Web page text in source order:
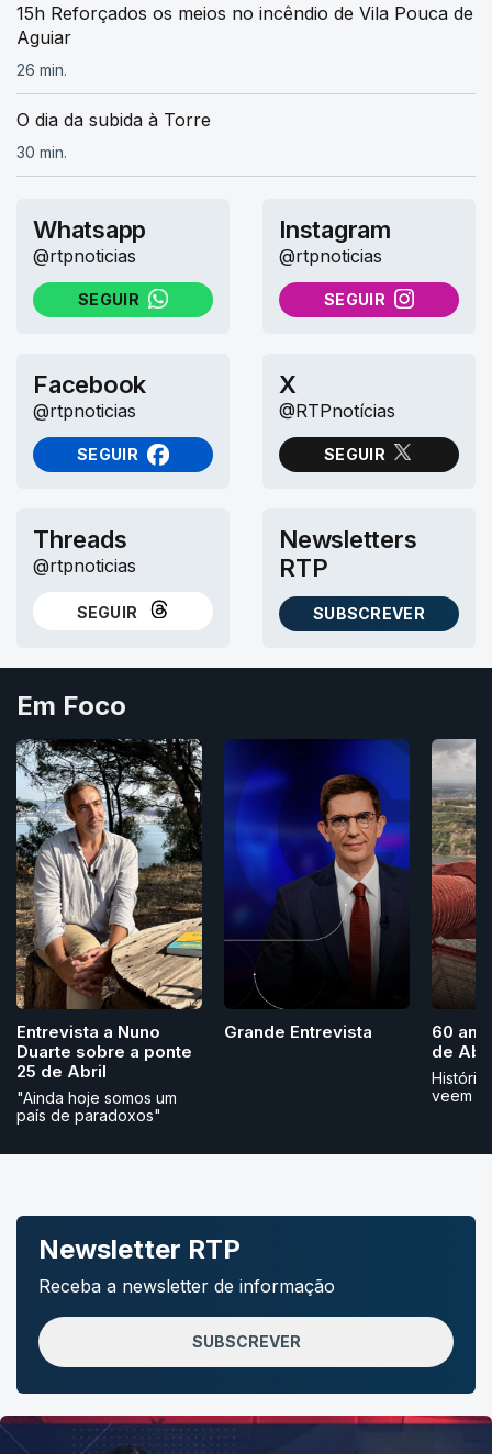
15h Reforçados os meios no incêndio de Vila Pouca de
Aguiar
26 min.
O dia da subida à Torre
30 min.
Whatsapp
@rtpnoticias
SEGUIR
NO WHATSAPP
Instagram
@rtpnoticias
SEGUIR
NO INSTAGRAM
Facebook
@rtpnoticias
SEGUIR
NO FACEBOOK
X
@RTPnotícias
SEGUIR
NO X (TWITTER)
Threads
@rtpnoticias
SEGUIR
NO THREADS
Newsletters
RTP
SUBSCREVER
AS NEWSLETTERS RTP
Em Foco
Entrevista a Nuno
Duarte sobre a ponte
25 de Abril
"Ainda hoje somos um
país de paradoxos"
Grande Entrevista
60
de
veem
Newsletter RTP
Receba a newsletter de informação
SUBSCREVER